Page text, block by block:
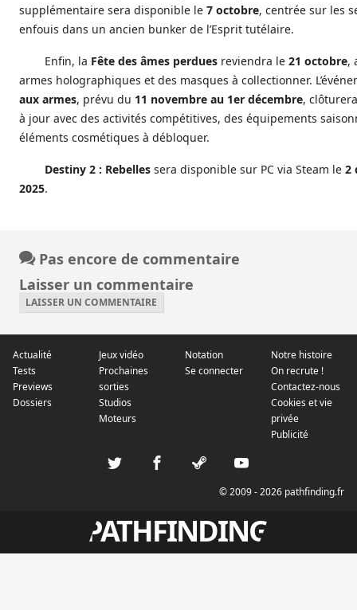
supplémentaire sera disponible le 7 octobre, centrée sur les
enfouis dans un ancien bunker de l’Esprit tutélaire.
Enfin, la Fête des âmes perdues reviendra le 21 octobre,
armes holographiques et des masques à collectionner.
aux armes, prévu du 11 novembre au 1er décembre,
à jour avec des activités compétitives, des équipements
éléments cosmétiques à débloquer.
Destiny 2 : Rebelles sera disponible sur PC via Steam le 2
2025.
Pas encore de commentaire
Laisser un commentaire
LAISSER UN COMMENTAIRE
Actualité
Tests
Previews
Dossiers
Jeux vidéo
Prochaines
sorties
Studios
Moteurs
Notation
Se connecter
Notre histoire
On recrute !
Contactez-nous
Cookies et vie
privée
Publicité
© 2009 - 2026 pathfinding.fr
PATHFINDING